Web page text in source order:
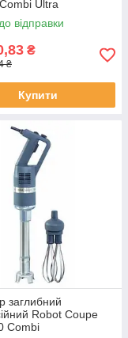
Ultra
відправки
₴
₴
Купити
заглибний
Robot Coupe
Combi